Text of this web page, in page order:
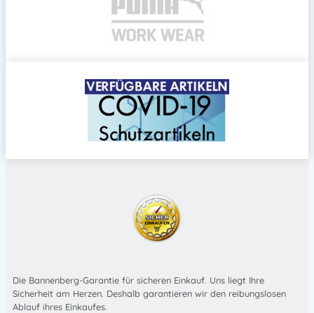
Die Bannenberg-Garantie für sicheren Einkauf. Uns liegt Ihre
Sicherheit am Herzen. Deshalb garantieren wir den reibungslosen
Ablauf ihres Einkaufes.